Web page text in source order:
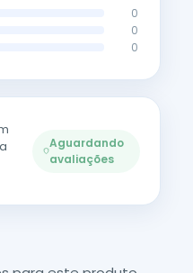
0
0
0
Aguardando
avaliações